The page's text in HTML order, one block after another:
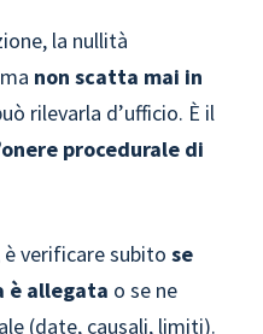
la nullità
non scatta mai in
rilevarla d’ufficio. È il
procedurale di
verificare subito se
è allegata o se ne
(date, causali, limiti).